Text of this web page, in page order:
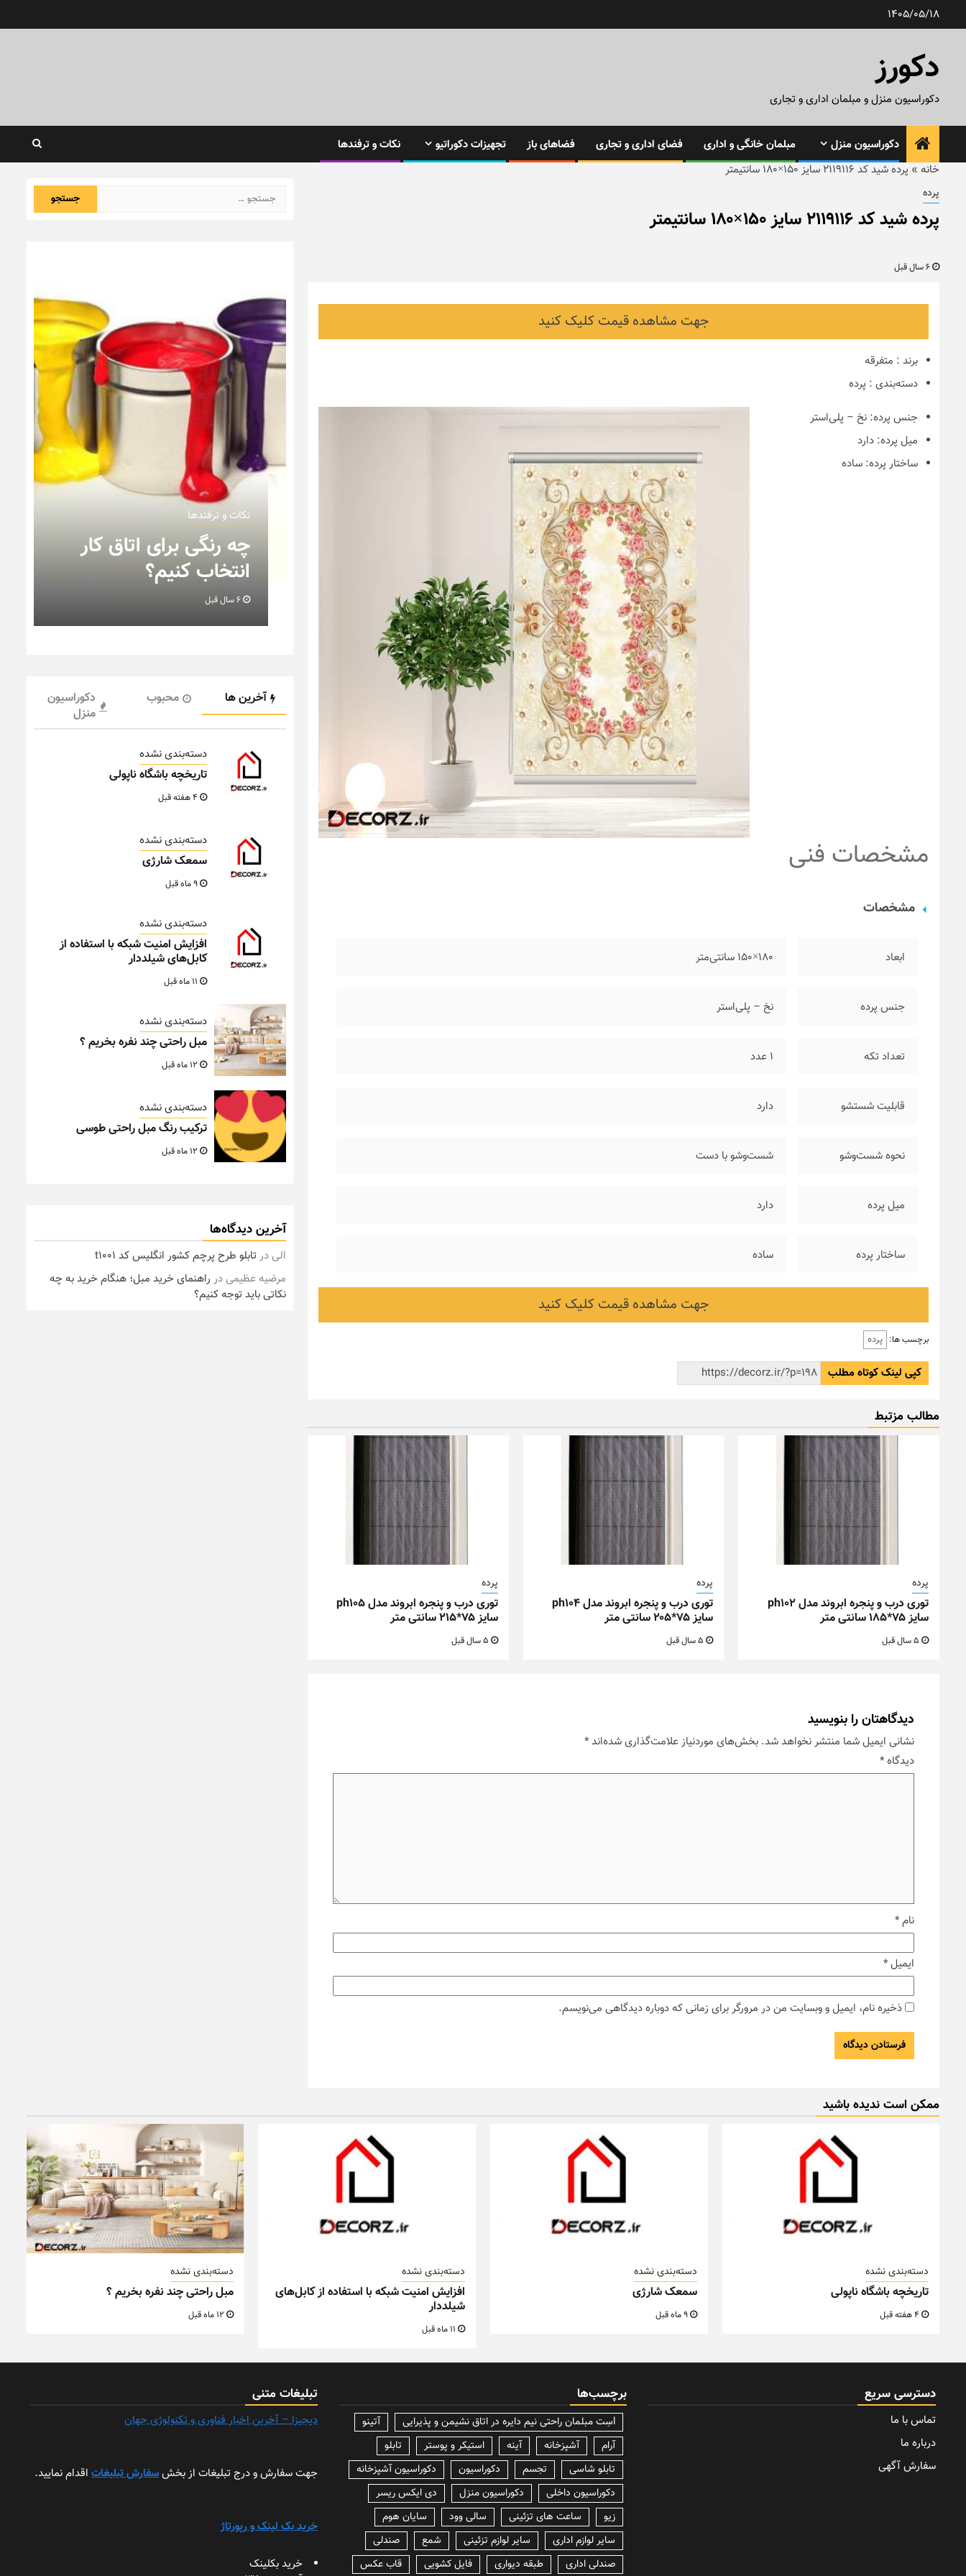
1405/05/18
دکورز
دکوراسیون منزل و مبلمان اداری و تجاری
دکوراسیون منزل مبلمان خانگی و اداری فضای اداری و تجاری فضاهای باز تجهیزات دکوراتیو
نکات و ترفندها
خانه » پرده شید کد ۲۱۱۹۱۱۶ سایز ۱۵۰×۱۸۰ سانتیمتر
پرده
پرده شید کد ۲۱۱۹۱۱۶ سایز ۱۵۰×۱۸۰ سانتیمتر
جهت مشاهده قیمت کلیک کنید
برند : متفرقه
دسته‌بندی : پرده
جنس پرده: نخ – پلی‌استر
میل پرده: دارد
ساختار پرده: ساده
مشخصات فنی
مشخصات
ابعاد ۱۸۰×۱۵۰ سانتی‌متر
جنس پرده نخ – پلی‌استر
تعداد تکه ۱ عدد
قابلیت شستشو دارد
نحوه شست‌وشو شست‌وشو با دست
میل پرده دارد
ساختار پرده ساده
جهت مشاهده قیمت کلیک کنید
برچسب ها: پرده
کپی لینک کوتاه مطلب
مطالب مزتبط
پرده
توری درب و پنجره ابروند مدل ph102
سایز ۷۵*۱۸۵ سانتی متر
پرده
توری درب و پنجره ابروند مدل ph104
سایز ۷۵*۲۰۵ سانتی متر
5 سال قبل
پرده
توری درب و پنجره ابروند مدل ph105
سایز ۷۵*۲۱۵ سانتی متر
دیدگاهتان را بنویسید
نشانی ایمیل شما منتشر نخواهد شد. بخش‌های موردنیاز علامت‌گذاری شده‌اند*
دیدگاه*
نام*
ایمیل*
ذخیره نام، ایمیل و وبسایت من در مرورگر برای زمانی که دوباره دیدگاهی می‌نویسم.
جستجو
برای:
نکات و ترفندها
دکوراسیون مدرن در خانه
های ایرانی
ایده‌ها و عکس‌ها)
نکات و ترفندها
چه رنگی برای اتاق کار
انتخاب کنیم؟
آخرین ها محبوب
دکوراسیون
منزل
دسته‌بندی نشده
تاریخچه باشگاه ناپولی
دسته‌بندی نشده
سمعک شارژی
دسته‌بندی نشده
افزایش امنیت شبکه با استفاده از
کابل‌های شیلددار
دسته‌بندی نشده
مبل راحتی چند نفره بخریم ؟
دسته‌بندی نشده
ترکیب رنگ مبل راحتی طوسی
آخرین دیدگاه‌ها
الیدرتابلو طرح پرچم کشور انگلیس کد t1001
مرضیه عظیمیدر راهنمای خرید مبل؛ هنگام خرید به چه
نکاتی باید توجه کنیم؟
ممکن است ندیده باشید
دسته‌بندی نشده
تاریخچه باشگاه ناپولی
دسته‌بندی نشده
سمعک شارژی
9 ماه قبل
دسته‌بندی نشده
افزایش امنیت شبکه با استفاده از کابل‌های
شیلددار
دسته‌بندی نشده
مبل راحتی چند نفره بخریم ؟
دسترسی سریع
تماس با ما
درباره ما
سفارش آگهی
برچسب‌ها
lسِت مبلمان راحتی نیم دایره در اتاق نشیمن و پذیرایی
آتینو
آرام
آشپزخانه آینه استیکر و پوستر
تابلو
تابلو شاسی
تجسم دکوراسیون
دکوراسیون آشپزخانه
دکوراسیون داخلی
دکوراسیون منزل
دی ایکس ریسر
زیو
ساعت های تزئینی سالی وود
سایان هوم
سایر لوازم اداری
سایر لوازم تزئینی شمع
صندلی
صندلی اداری
طبقه دیواری فایل کشویی قاب عکس
تبلیغات متنی
دیجیزا – آخرین اخبار فناوری و تکنولوژی جهان
جهت سفارش و درج تبلیغات از بخشسفارش تبلیغات اقدام نمایید.
خرید بک لینک و رپورتاژ
خرید بکلینک